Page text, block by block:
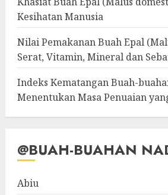
Kesihatan Manusia
Nilai Pemakanan Buah Epal
Serat, Vitamin, Mineral dan
Indeks Kematangan Buah-
Menentukan Masa Penuaian
@BUAH-BUAHAN
Abiu